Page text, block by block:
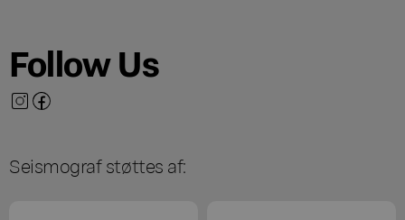
Follow Us
Seismograf støttes af: